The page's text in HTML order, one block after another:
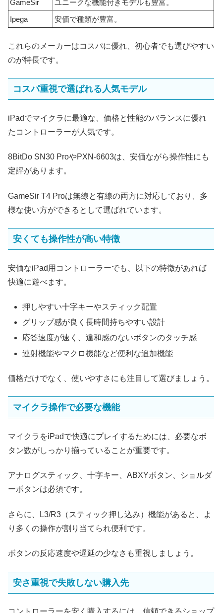
GameSir
ユニークな機能付きモデルも豊富。
Ipega
安価で種類が豊富。
これらのメーカーはコスパに優れ、初心者でも選びやすい
のが特長です。
コスパ重視で選ばれる人気モデル
iPadでマイクラに最適な、価格と性能のバランスに優れ
たコントローラーが人気です。
8BitDo SN30 ProやPXN-6603は、安価ながら操作性にも
定評があります。
GameSir T4 Proは無線と有線の両方に対応しており、多
様な使い方ができるとして選ばれています。
安くても操作性が高い特徴
安価なiPad用コントローラーでも、以下の特徴があれば
快適に遊べます。
押しやすい十字キーやスティック配置
グリップ感が良く長時間持ちやすい設計
応答速度が速く、違和感のないボタンのタッチ感
連射機能やマクロ機能など便利な追加機能
価格だけでなく、使いやすさにも注目して選びましょう。
マイクラ操作で必要な機能
マイクラをiPadで快適にプレイするためには、必要なボ
タン数がしっかり揃っていることが重要です。
アナログスティック、十字キー、ABXYボタン、ショルダ
ーボタンは必須です。
さらに、L3/R3（スティック押し込み）機能があると、よ
り多くの操作が割り当てられ便利です。
ボタンの反応速度や遅延の少なさも重視しましょう。
安さ重視で失敗しない購入先